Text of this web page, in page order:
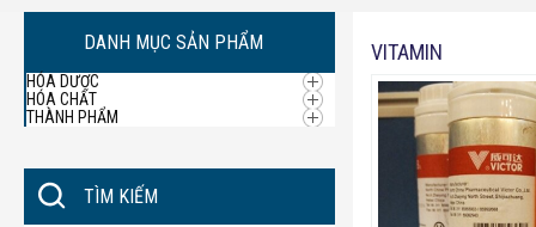
DANH MỤC SẢN PHẨM
HÓA DƯỢC
HÓA CHẤT
THÀNH PHẨM
TÌM KIẾM
VITAMIN